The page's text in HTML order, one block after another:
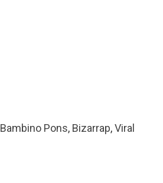
Bambino Pons, Bizarrap,Viral